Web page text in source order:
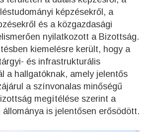
képzésekről, a
és a közgazdasági
nyilatkozott a Bizottság.
kiemelésre került, hogy a
és infrastrukturális
a hallgatóknak, amely jelentős
a színvonalas minőségű
megítélése szerint a
állománya is jelentősen erősödött.